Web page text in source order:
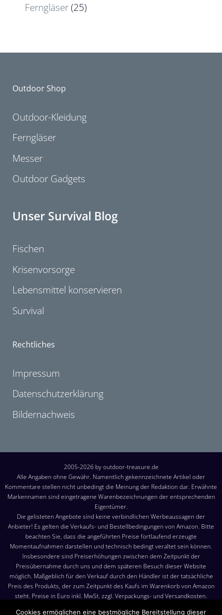
Ferngläser(25)
Outdoor Shop
Outdoor-Kleidung
Ferngläser
Messer
Outdoor Gadgets
Unser Survival Blog
Fischen
Krisenvorsorge
Lebensmittel konservieren
Survival
Rechtliches
Impressum
Datenschutzerklärung
Bildernachweis
2005-2026 by outdoor-treasure.de
Alle Angaben ohne Gewähr. Namentlich gekennzeichnete Artikel oder
Kommentare stellen nicht unbedingt die Meinung der Redaktion dar. Erwähnte
Markennamen sind eingetragene Warenbezeichnungen der entsprechenden
Eigentümer.
Die gelisteten Angebote sind keine verbindlichen Werbeaussagen der
Anbieter! Es gelten die Verkaufs- und Bestellbedingungen von Amazon. Bitte
beachten Sie, dass die angeführten Preise fortlaufend erzeugte
Momentaufnahmen darstellen und technisch bedingt veraltet sein können.
Insbesondere sind Preiserhöhungen zwischen dem Zeitpunkt der
Preisübernahme durch uns und dem späteren Besuch dieser Website
möglich. Maßgeblich für den Verkauf durch den Händler ist der tatsächliche
Preis des Produkts, der zum Zeitpunkt des Kaufs im Warenkorb von Amazon
steht. Preise in Euro inkl. MwSt. zzgl. Verpackungs- und Versandkosten.
Cookies ermöglichen eine bestmögliche Bereitstellung dieser